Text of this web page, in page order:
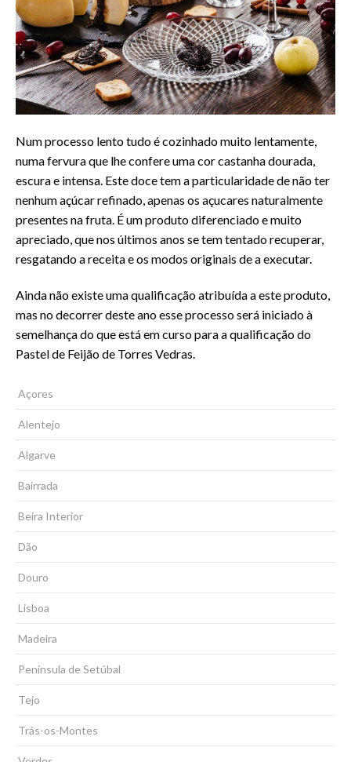
Num processo lento tudo é cozinhado muito lentamente,
numa fervura que lhe confere uma cor castanha dourada,
escura e intensa. Este doce tem a particularidade de não ter
nenhum açúcar refinado, apenas os açucares naturalmente
presentes na fruta. É um produto diferenciado e muito
apreciado, que nos últimos anos se tem tentado recuperar,
resgatando a receita e os modos originais de a executar.
Ainda não existe uma qualificação atribuída a este produto,
mas no decorrer deste ano esse processo será iniciado à
semelhança do que está em curso para a qualificação do
Pastel de Feijão de Torres Vedras.
Açores
Alentejo
Algarve
Bairrada
Beira Interior
Dão
Douro
Lisboa
Madeira
Península de Setúbal
Tejo
Trás-os-Montes